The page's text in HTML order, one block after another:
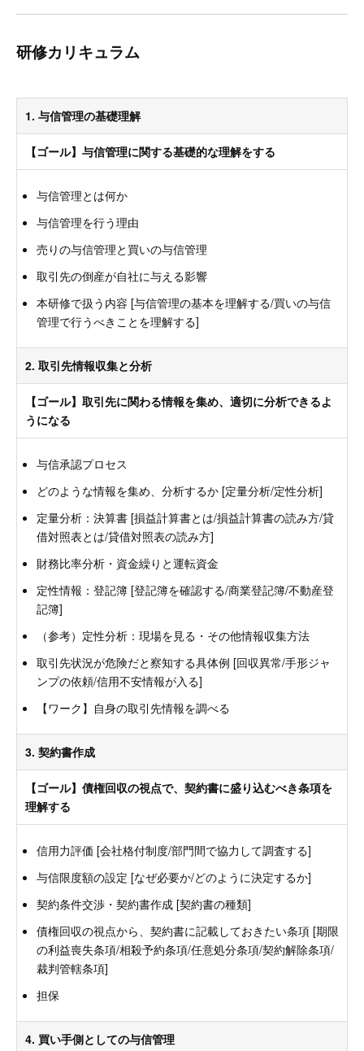
研修カリキュラム
1. 与信管理の基礎理解
【ゴール】与信管理に関する基礎的な理解をする
与信管理とは何か
与信管理を行う理由
売りの与信管理と買いの与信管理
取引先の倒産が自社に与える影響
本研修で扱う内容 [与信管理の基本を理解する/買いの与信
管理で行うべきことを理解する]
2. 取引先情報収集と分析
【ゴール】取引先に関わる情報を集め、適切に分析できるよ
うになる
与信承認プロセス
どのような情報を集め、分析するか [定量分析/定性分析]
定量分析：決算書 [損益計算書とは/損益計算書の読み方/貸
借対照表とは/貸借対照表の読み方]
財務比率分析・資金繰りと運転資金
定性情報：登記簿 [登記簿を確認する/商業登記簿/不動産登
記簿]
（参考）定性分析：現場を見る・その他情報収集方法
取引先状況が危険だと察知する具体例 [回収異常/手形ジャ
ンプの依頼/信用不安情報が入る]
【ワーク】自身の取引先情報を調べる
3. 契約書作成
【ゴール】債権回収の視点で、契約書に盛り込むべき条項を
理解する
信用力評価 [会社格付制度/部門間で協力して調査する]
与信限度額の設定 [なぜ必要か/どのように決定するか]
契約条件交渉・契約書作成 [契約書の種類]
債権回収の視点から、契約書に記載しておきたい条項 [期限
の利益喪失条項/相殺予約条項/任意処分条項/契約解除条項/
裁判管轄条項]
担保
4. 買い手側としての与信管理